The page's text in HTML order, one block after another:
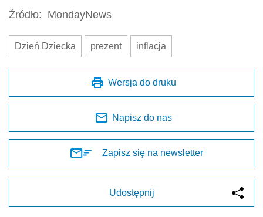
Źródło: MondayNews
Dzień Dziecka prezent inflacja
Wersja do druku
Napisz do nas
Zapisz się na newsletter
Udostępnij